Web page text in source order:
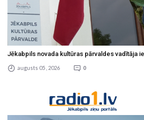
Jēkabpils novada kultūras pārvaldes vadītāja
augusts 05 , 2026 0